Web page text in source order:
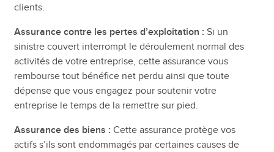
clients.
Assurance contre les pertes d’exploitation : Si un
sinistre couvert interrompt le déroulement normal des
activités de votre entreprise, cette assurance vous
rembourse tout bénéfice net perdu ainsi que toute
dépense que vous engagez pour soutenir votre
entreprise le temps de la remettre sur pied.
Assurance des biens : Cette assurance protège vos
actifs s’ils sont endommagés par certaines causes de